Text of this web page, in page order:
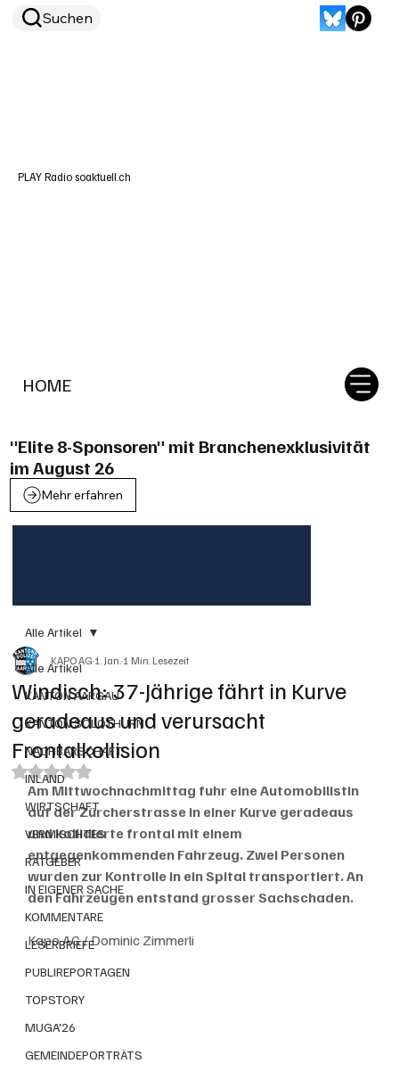
HOME
Suchen
PLAY Radio soaktuell.ch
"Elite 8-Sponsoren" mit Branchenexklusivität
im August 26
Mehr erfahren
Alle Artikel
KANTON AARGAU
KANTON SOLOTHURN
NACHBARSCHAFT
INLAND
WIRTSCHAFT
VERMISCHTES
RATGEBER
IN EIGENER SACHE
KOMMENTARE
LESERBRIEFE
PUBLIREPORTAGEN
TOPSTORY
MUGA'26
GEMEINDEPORTRÄTS
Alle Artikel
Windisch: 37-Jährige fährt in Kurve
geradeaus und verursacht
Frontalkollision
KAPO AG1. Jan.1 Min. Lesezeit
Mit NaN von 5 Sternen bewertet.
Am Mittwochnachmittag fuhr eine Automobilistin
auf der Zürcherstrasse in einer Kurve geradeaus
und kollidierte frontal mit einem
entgegenkommenden Fahrzeug. Zwei Personen
wurden zur Kontrolle in ein Spital transportiert. An
den Fahrzeugen entstand grosser Sachschaden.
Kapo AG / Dominic Zimmerli